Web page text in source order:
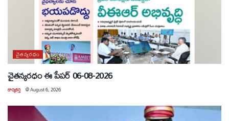
చైతన్యరధం
చైతన్యరధం ఈ పేపర్ 06-08-2026
కార్యకర్త @August 6, 2026